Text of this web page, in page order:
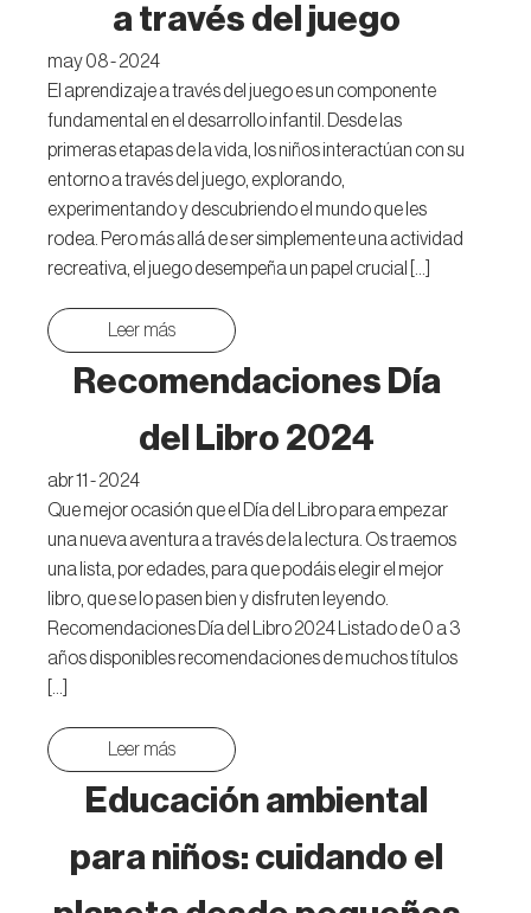
a través del juego
may 08 - 2024
El aprendizaje a través del juego es un componente
fundamental en el desarrollo infantil. Desde las
primeras etapas de la vida, los niños interactúan con su
entorno a través del juego, explorando,
experimentando y descubriendo el mundo que les
rodea. Pero más allá de ser simplemente una actividad
recreativa, el juego desempeña un papel crucial […]
Leer más
Recomendaciones Día
del Libro 2024
abr 11 - 2024
Que mejor ocasión que el Día del Libro para empezar
una nueva aventura a través de la lectura. Os traemos
una lista, por edades, para que podáis elegir el mejor
libro, que se lo pasen bien y disfruten leyendo.
Recomendaciones Día del Libro 2024 Listado de 0 a 3
años disponibles recomendaciones de muchos títulos
Leer más
Educación ambiental
para niños: cuidando el